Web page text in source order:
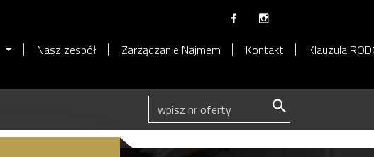
Nasz zespół Zarządzanie Najmem Kontakt Klauzula